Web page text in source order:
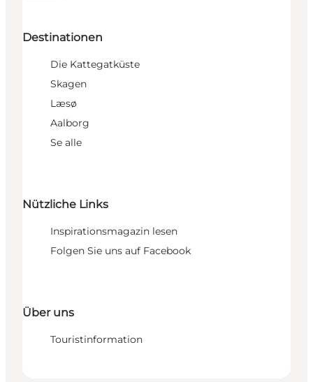
Destinationen
Die Kattegatküste
Skagen
Læsø
Aalborg
Se alle
Nützliche Links
Inspirationsmagazin lesen
Folgen Sie uns auf Facebook
Über uns
Touristinformation